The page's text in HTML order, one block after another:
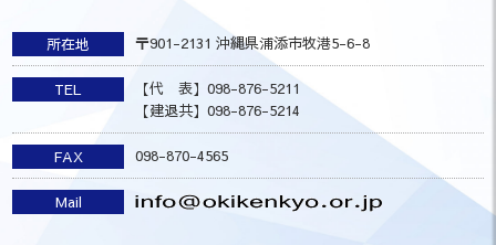
所在地 〒901-2131 沖縄県浦添市牧港5-6-8
TEL
【代 表】098-876-5211
【建退共】098-876-5214
FAX 098-870-4565
Mail